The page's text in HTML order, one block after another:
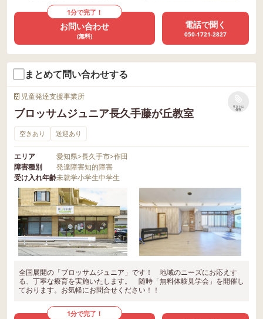
1分で完了！
お問い合わせ
(無料)
電話で聞く
050-1721-2827
まとめて問い合わせする
児童発達支援事業所
ブロッサムジュニア長久手藤が丘教室
リストに
保存
空きあり 送迎あり
エリア 愛知県>長久手市>作田
障害種別
発達障害知的障害
受け入れ年齢未就学小学生中学生
全国展開の「ブロッサムジュニア」です！ 地域のニーズにお応えす
る、丁寧な療育を実施いたします。 随時「無料体験見学会」を開催し
ております。お気軽にお問合せください！！
1分で完了！